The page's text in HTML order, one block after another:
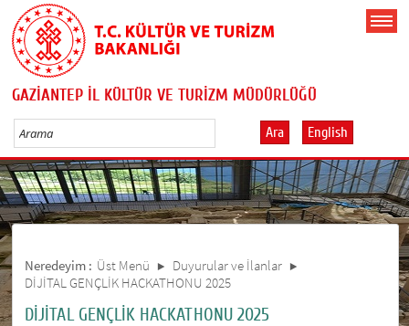
GAZİANTEP İL KÜLTÜR VE TURİZM MÜDÜRLÜĞÜ
Ara English
Neredeyim : Üst Menü
Duyurular ve İlanlar
DİJİTAL GENÇLİK HACKATHONU 2025
DİJİTAL GENÇLİK HACKATHONU 2025